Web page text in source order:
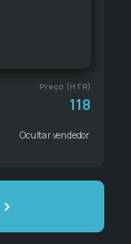
Preço (HTR)
118
Ocultar vendedor